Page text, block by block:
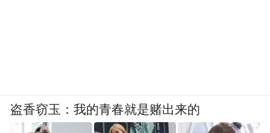
盗香窃玉：我的青春就是赌出来的